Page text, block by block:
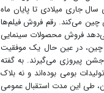
از ابتدای سال جاری میلادی تا پایان ماه
در سالن‌های نمایش چین می‌کند. رقم فروش فیلم‌ها
است. این رقم فروش، نشان می‌دهد فروش محصولات سینمایی
چین، در عین حال یک موفقیت
پیروزی می‌گیرند. به گفته
بومی بوده‌اند و نه بلاک
طی این مدت استقبال عمومی